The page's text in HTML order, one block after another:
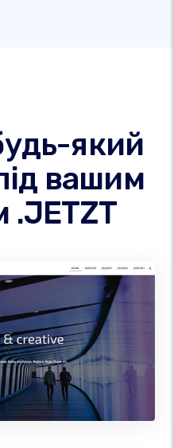
який
вашим
.JETZT